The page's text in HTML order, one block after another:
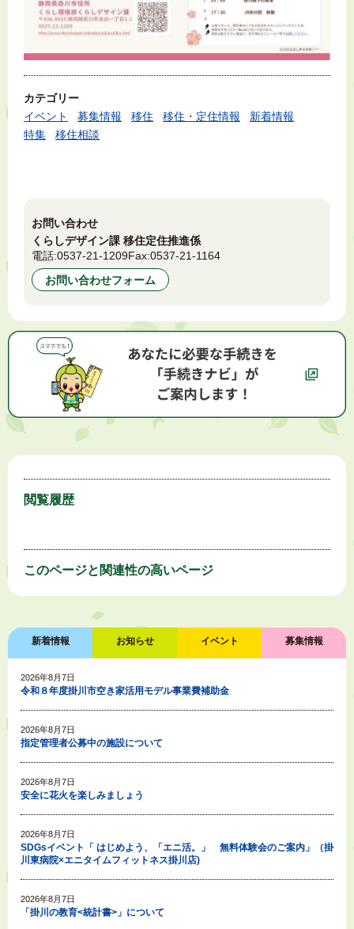
カテゴリー
イベント
募集情報 移住 移住・定住情報
新着情報
特集
移住相談
お問い合わせ
くらしデザイン課 移住定住推進係
電話:0537-21-1209Fax:0537-21-1164
お問い合わせフォーム
閲覧履歴
このページと 関連性の高いページ
新着情報 お知らせ イベント 募集情報
2026年8月7日
令和８年度掛川市空き家活用モデル事業費補助金
2026年8月7日
指定管理者公募中の施設について
2026年8月7日
安全に花火を楽しみましょう
2026年8月7日
SDGsイベント「 はじめよう、「エニ活。」 無料体験会のご案内」（掛
川東病院×エニタイムフィットネス掛川店)
2026年8月7日
「掛川の教育<統計書>」について